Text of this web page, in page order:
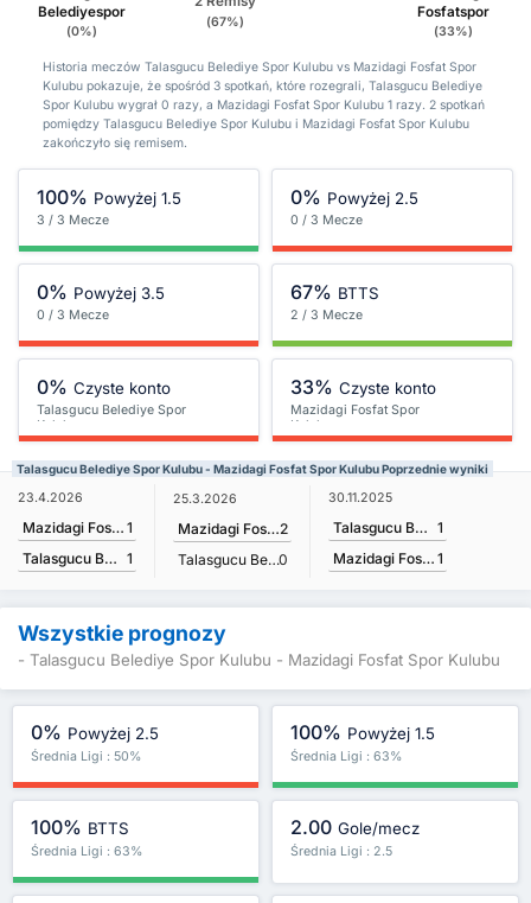
Belediyespor
(0%)
(67%)
Fosfatspor
(33%)
Historia meczów Talasgucu Belediye Spor Kulubu vs Mazidagi Fosfat Spor
Kulubu pokazuje, że spośród 3 spotkań, które rozegrali, Talasgucu Belediye
Spor Kulubu wygrał 0 razy, a Mazidagi Fosfat Spor Kulubu 1 razy. 2 spotkań
pomiędzy Talasgucu Belediye Spor Kulubu i Mazidagi Fosfat Spor Kulubu
zakończyło się remisem.
100% Powyżej 1.5
3 / 3 Mecze
0% Powyżej 2.5
0 / 3 Mecze
0% Powyżej 3.5
0 / 3 Mecze
67% BTTS
2 / 3 Mecze
0% Czyste konto
Talasgucu Belediye Spor
Kulubu
33% Czyste konto
Mazidagi Fosfat Spor
Kulubu
Talasgucu Belediye Spor Kulubu - Mazidagi Fosfat Spor Kulubu Poprzednie wyniki
23.4.2026
Mazidagi Fosfat Spor Kulubu 1
Talasgucu Belediye Spor Kulubu 1
25.3.2026
Mazidagi Fosfat Spor Kulubu2
Talasgucu Belediye Spor Kulubu0
30.11.2025
Talasgucu Belediye Spor Kulubu 1
Mazidagi Fosfat Spor Kulubu 1
Wszystkie prognozy
- Talasgucu Belediye Spor Kulubu - Mazidagi Fosfat Spor Kulubu
0% Powyżej 2.5
Średnia Ligi : 50%
100% Powyżej 1.5
Średnia Ligi : 63%
100% BTTS
Średnia Ligi : 63%
2.00 Gole/mecz
Średnia Ligi : 2.5